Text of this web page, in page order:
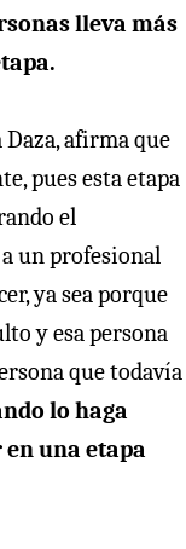
lleva más
Daza, afirma que
pues esta etapa
el
un profesional
ya sea porque
y esa persona
que todavía
lo haga
una etapa